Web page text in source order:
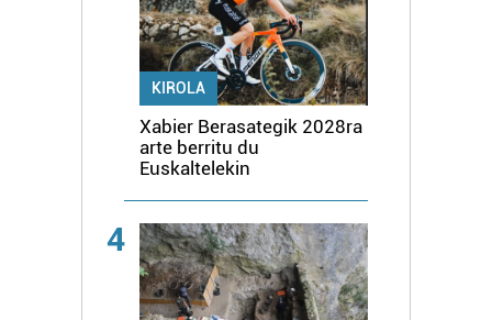
KIROLA
Xabier Berasategik 2028ra
arte berritu du
Euskaltelekin
4